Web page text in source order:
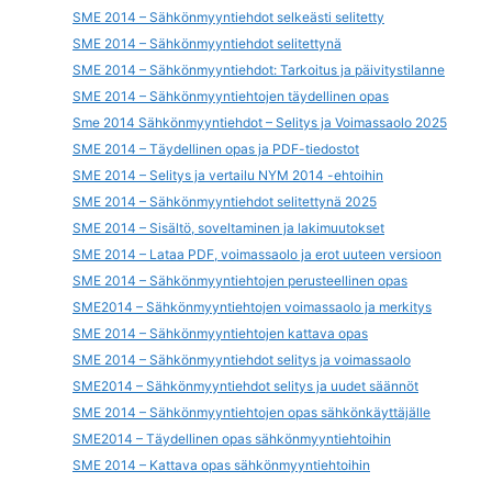
SME 2014 – Sähkönmyyntiehdot selkeästi selitetty
SME 2014 – Sähkönmyyntiehdot selitettynä
SME 2014 – Sähkönmyyntiehdot: Tarkoitus ja päivitystilanne
SME 2014 – Sähkönmyyntiehtojen täydellinen opas
Sme 2014 Sähkönmyyntiehdot – Selitys ja Voimassaolo 2025
SME 2014 – Täydellinen opas ja PDF-tiedostot
SME 2014 – Selitys ja vertailu NYM 2014 -ehtoihin
SME 2014 – Sähkönmyyntiehdot selitettynä 2025
SME 2014 – Sisältö, soveltaminen ja lakimuutokset
SME 2014 – Lataa PDF, voimassaolo ja erot uuteen versioon
SME 2014 – Sähkönmyyntiehtojen perusteellinen opas
SME2014 – Sähkönmyyntiehtojen voimassaolo ja merkitys
SME 2014 – Sähkönmyyntiehtojen kattava opas
SME 2014 – Sähkönmyyntiehdot selitys ja voimassaolo
SME2014 – Sähkönmyyntiehdot selitys ja uudet säännöt
SME 2014 – Sähkönmyyntiehtojen opas sähkönkäyttäjälle
SME2014 – Täydellinen opas sähkönmyyntiehtoihin
SME 2014 – Kattava opas sähkönmyyntiehtoihin